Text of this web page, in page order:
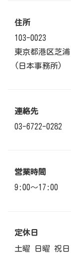
住所
103-0023
東京都港区芝
(日本事務所)
連絡先
03-6722-0282
営業時間
9:00〜17:00
定休日
土曜 日曜 祝日